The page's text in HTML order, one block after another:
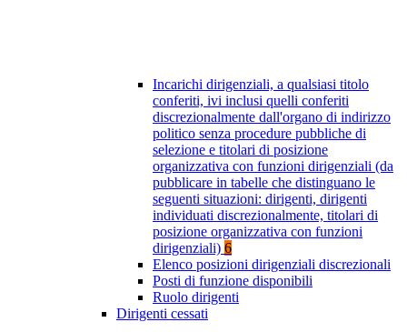
Incarichi dirigenziali, a qualsiasi titolo
conferiti, ivi inclusi quelli conferiti
discrezionalmente dall'organo di indirizzo
politico senza procedure pubbliche di
selezione e titolari di posizione
organizzativa con funzioni dirigenziali (da
pubblicare in tabelle che distinguano le
seguenti situazioni: dirigenti, dirigenti
individuati discrezionalmente, titolari di
posizione organizzativa con funzioni
dirigenziali) 6
Elenco posizioni dirigenziali discrezionali
Posti di funzione disponibili
Ruolo dirigenti
Dirigenti cessati